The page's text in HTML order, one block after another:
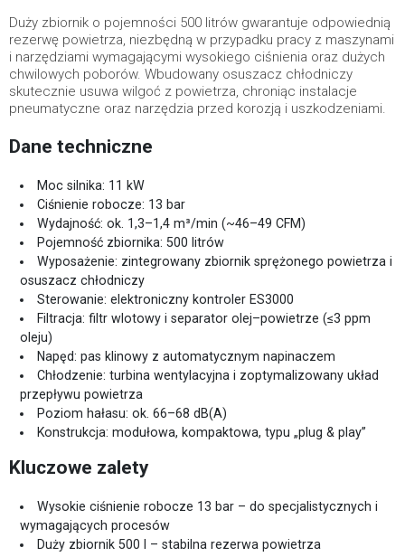
Duży zbiornik o pojemności 500 litrów gwarantuje odpowiednią
rezerwę powietrza, niezbędną w przypadku pracy z maszynami
i narzędziami wymagającymi wysokiego ciśnienia oraz dużych
chwilowych poborów. Wbudowany osuszacz chłodniczy
skutecznie usuwa wilgoć z powietrza, chroniąc instalacje
pneumatyczne oraz narzędzia przed korozją i uszkodzeniami.
Dane techniczne
Moc silnika: 11 kW
Ciśnienie robocze: 13 bar
Wydajność: ok. 1,3–1,4 m³/min (~46–49 CFM)
Pojemność zbiornika: 500 litrów
Wyposażenie: zintegrowany zbiornik sprężonego powietrza i
osuszacz chłodniczy
Sterowanie: elektroniczny kontroler ES3000
Filtracja: filtr wlotowy i separator olej–powietrze (≤3 ppm
oleju)
Napęd: pas klinowy z automatycznym napinaczem
Chłodzenie: turbina wentylacyjna i zoptymalizowany układ
przepływu powietrza
Poziom hałasu: ok. 66–68 dB(A)
Konstrukcja: modułowa, kompaktowa, typu „plug & play”
Kluczowe zalety
Wysokie ciśnienie robocze 13 bar – do specjalistycznych i
wymagających procesów
Duży zbiornik 500 l – stabilna rezerwa powietrza